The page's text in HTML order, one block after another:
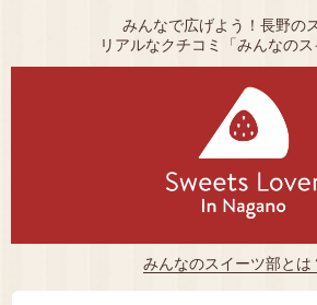
みんなで広げよう！長野の
リアルなクチコミ「みんなのス
みんなのスイーツ部とは